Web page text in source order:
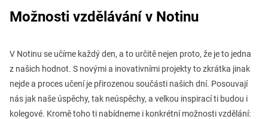
Možnosti vzdělávání v Notinu
V Notinu se učíme každý den, a to určitě nejen proto, že je to jedna
z našich hodnot. S novými a inovativními projekty to zkrátka jinak
nejde a proces učení je přirozenou součásti našich dní. Posouvají
nás jak naše úspěchy, tak neúspěchy, a velkou inspirací ti budou i
kolegové. Kromě toho ti nabídneme i konkrétní možnosti vzdělání: